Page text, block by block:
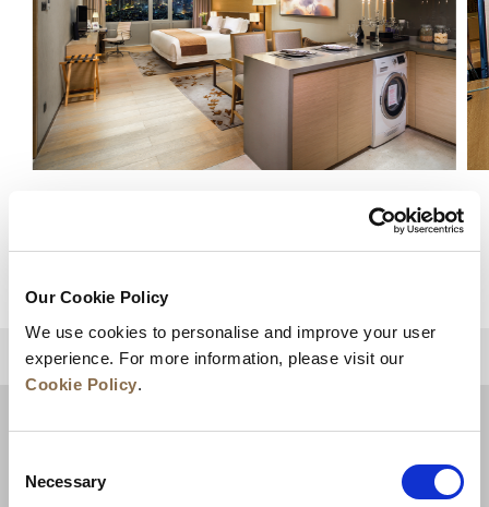
Our Cookie Policy
We use cookies to personalise and improve your user
experience. For more information, please visit our
Cookie Policy.
Selection
Necessary